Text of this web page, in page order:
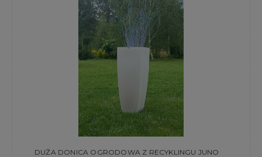
DUŻA DONICA OGRODOWA Z RECYKLINGU JUNO